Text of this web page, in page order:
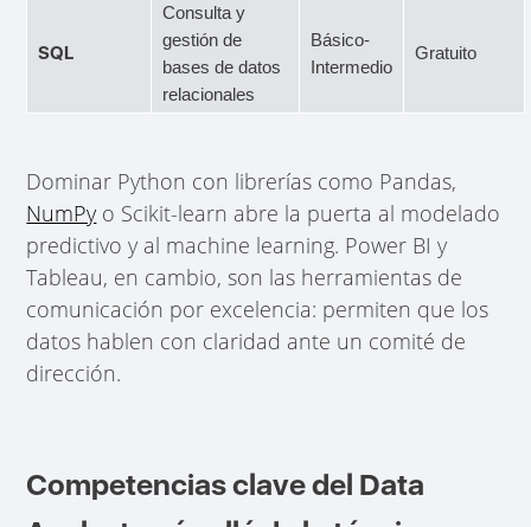
SQL
Consulta y
gestión de
bases de datos
relacionales
Básico-
Intermedio
Gratuito
Dominar Python con librerías como Pandas,
NumPy o Scikit-learn abre la puerta al modelado
predictivo y al machine learning. Power BI y
Tableau, en cambio, son las herramientas de
comunicación por excelencia: permiten que los
datos hablen con claridad ante un comité de
dirección.
Competencias clave del Data